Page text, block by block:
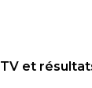
et